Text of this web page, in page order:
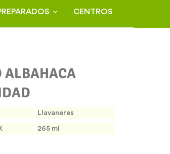
CENTROS
ALBAHACA
Llavaneres
265 ml